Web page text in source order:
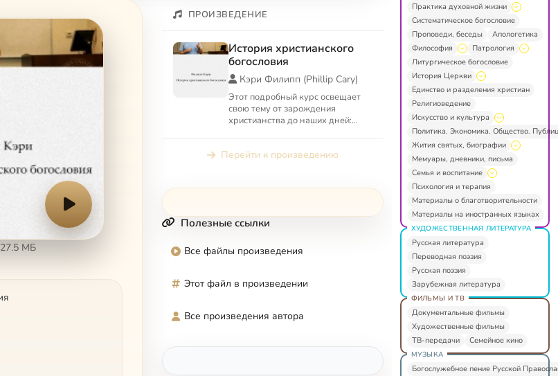
27.5 МБ
ПРОИЗВЕДЕНИЕ
История христианского
богословия
Кэри Филипп (Phillip Cary)
Этот подробный курс освещает
свою тему от зарождения
христианства до наших дней:
Библию, доктр...
Перейти к произведению
Полезные ссылки
Все файлы произведения
Этот файл в произведении
Все произведения автора
Практика духовной жизни
Систематическое богословие
Проповеди, беседы
Апологетика
Философия
Патрология
Литургическое богословие
История Церкви
Единство и разделения христиан
Религиоведение
Искусство и культура
Политика. Экономика. Общество.
Жития святых, биографии
Мемуары, дневники, письма
Семья и воспитание
Психология и терапия
Материалы о благотворительности
Материалы на иностранных языках
ХУДОЖЕСТВЕННАЯ ЛИТЕРАТУРА
Русская литература
Переводная поэзия
Русская поэзия
Зарубежная литература
ФИЛЬМЫ И ТВ
Документальные фильмы
Художественные фильмы
ТВ-передачи
Семейное кино
МУЗЫКА
Богослужебное пение Русской